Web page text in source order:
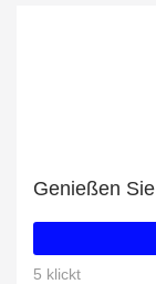
5 klickt